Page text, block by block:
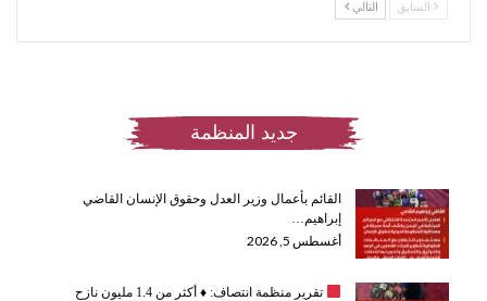
السابق التالي
جديد المنظمة
القائم بأعمال وزير العدل وحقوق الإنسان القاضي
إبراهيم…
أغسطس 5, 2026
تقرير منظمة انتصاف: ♦️
أكثر من 1.4 مليون نازح